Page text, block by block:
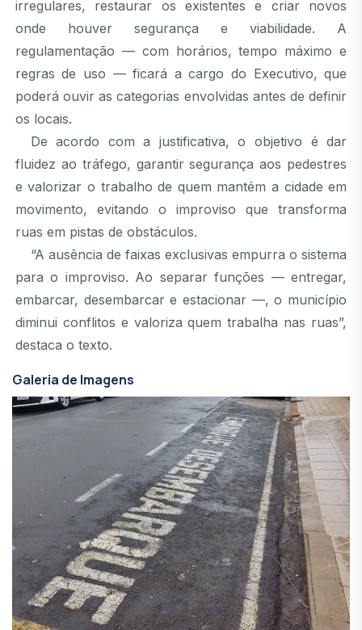
irregulares, restaurar os existentes e criar novos
onde houver segurança e viabilidade. A
regulamentação — com horários, tempo máximo e
regras de uso — ficará a cargo do Executivo, que
poderá ouvir as categorias envolvidas antes de definir
os locais.
De acordo com a justificativa, o objetivo é dar
fluidez ao tráfego, garantir segurança aos pedestres
e valorizar o trabalho de quem mantém a cidade em
movimento, evitando o improviso que transforma
ruas em pistas de obstáculos.
“A ausência de faixas exclusivas empurra o sistema
para o improviso. Ao separar funções — entregar,
embarcar, desembarcar e estacionar —, o município
diminui conflitos e valoriza quem trabalha nas ruas”,
destaca o texto.
Galeria de Imagens